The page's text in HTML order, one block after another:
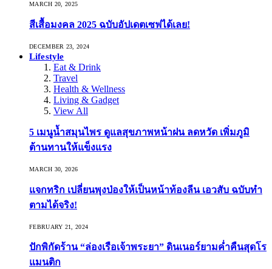
MARCH 20, 2025
สีเสื้อมงคล 2025 ฉบับอัปเดตเซฟได้เลย!
DECEMBER 23, 2024
Lifestyle
Eat & Drink
Travel
Health & Wellness
Living & Gadget
View All
5 เมนูน้ำสมุนไพร ดูแลสุขภาพหน้าฝน ลดหวัด เพิ่มภูมิ
ต้านทานให้แข็งแรง
MARCH 30, 2026
แจกทริก เปลี่ยนพุงป่องให้เป็นหน้าท้องลีน เอวสับ ฉบับทำ
ตามได้จริง!
FEBRUARY 21, 2024
ปักพิกัดร้าน “ล่องเรือเจ้าพระยา” ดินเนอร์ยามค่ำคืนสุดโร
แมนติก